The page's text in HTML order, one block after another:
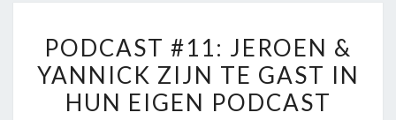
#11:
JEROEN
&
PODCAST #11: JEROEN &
YANNICK ZIJN TE GAST IN
HUN EIGEN PODCAST